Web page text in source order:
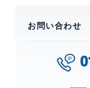
お問い合わせ